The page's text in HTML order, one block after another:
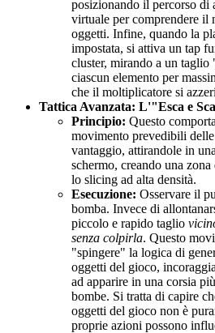
posizionando il percorso di
virtuale per comprendere il
oggetti. Infine, quando la
impostata, si attiva un tap
cluster, mirando a un
ciascun elemento per
che il moltiplicatore si
Tattica Avanzata: L'"Esca e
Principio: Questo
movimento prevedibili
vantaggio, attirandole in
schermo, creando una
lo slicing ad alta densità.
Esecuzione: Osservare il
bomba. Invece di
piccolo e rapido taglio
senza colpirla. Questo
"spingere" la logica di
oggetti del gioco,
ad apparire in una corsia
bombe. Si tratta di capire
oggetti del gioco non è
proprie azioni possono